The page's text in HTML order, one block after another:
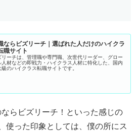
ならビズリーチ｜選ばれた人だけのハイクラ
職サイト
リーチは、管理職や専門職、次世代リーダー、グロー
人材などの即戦力・ハイクラス人材に特化した、国内
級のハイクラス転職サイトです。
らビズリーチ！といった感じの
使った印象としては、僕の所にス